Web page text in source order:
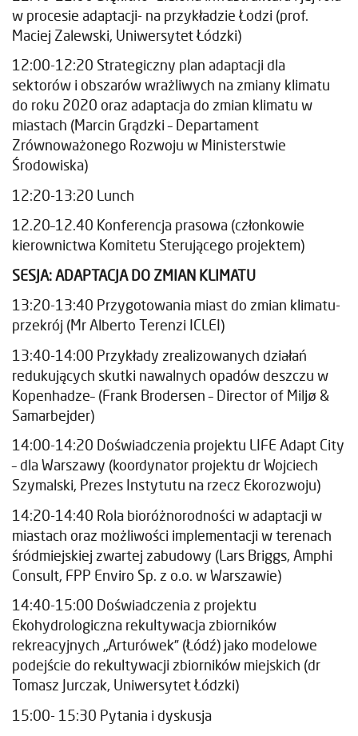
w procesie adaptacji- na przykładzie Łodzi (prof.
Maciej Zalewski, Uniwersytet Łódzki)
12:00-12:20 Strategiczny plan adaptacji dla
sektorów i obszarów wrażliwych na zmiany klimatu
do roku 2020 oraz adaptacja do zmian klimatu w
miastach (Marcin Grądzki – Departament
Zrównoważonego Rozwoju w Ministerstwie
Środowiska)
12:20-13:20 Lunch
12.20–12.40 Konferencja prasowa (członkowie
kierownictwa Komitetu Sterującego projektem)
SESJA: ADAPTACJA DO ZMIAN KLIMATU
13:20-13:40 Przygotowania miast do zmian klimatu-
przekrój (Mr Alberto Terenzi ICLEI)
13:40-14:00 Przykłady zrealizowanych działań
redukujących skutki nawalnych opadów deszczu w
Kopenhadze– (Frank Brodersen – Director of Miljø &
Samarbejder)
14:00-14:20 Doświadczenia projektu LIFE Adapt City
– dla Warszawy (koordynator projektu dr Wojciech
Szymalski, Prezes Instytutu na rzecz Ekorozwoju)
14:20-14:40 Rola bioróżnorodności w adaptacji w
miastach oraz możliwości implementacji w terenach
śródmiejskiej zwartej zabudowy (Lars Briggs, Amphi
Consult, FPP Enviro Sp. z o.o. w Warszawie)
14:40-15:00 Doświadczenia z projektu
Ekohydrologiczna rekultywacja zbiorników
rekreacyjnych „Arturówek” (Łódź) jako modelowe
podejście do rekultywacji zbiorników miejskich (dr
Tomasz Jurczak, Uniwersytet Łódzki)
15:00- 15:30 Pytania i dyskusja